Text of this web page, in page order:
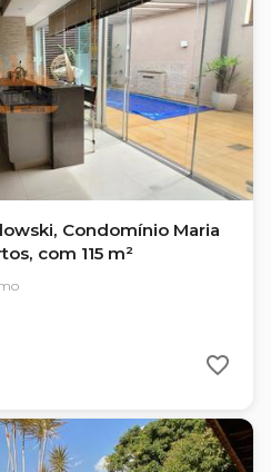
Condomínio Maria
com 115 m²